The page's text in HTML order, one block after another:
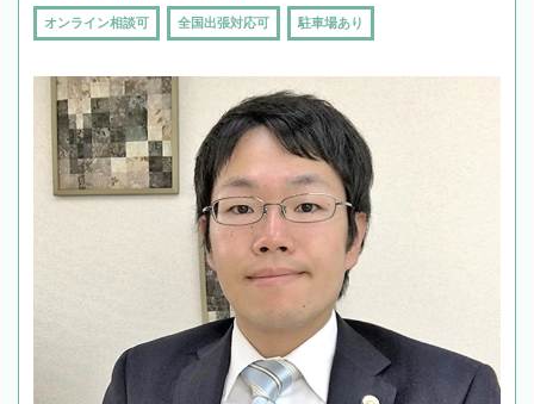
オンライン相談可 全国出張対応可 駐車場あり